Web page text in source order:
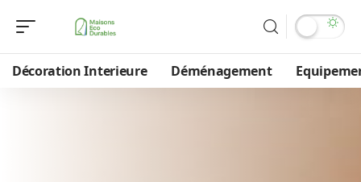
Décoration Interieure Déménagement